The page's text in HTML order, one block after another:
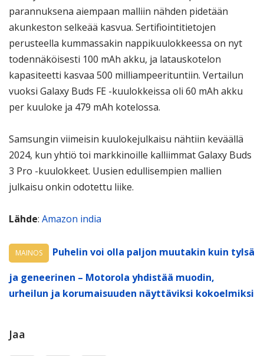
parannuksena aiempaan malliin nähden pidetään
akunkeston selkeää kasvua. Sertifiointitietojen
perusteella kummassakin nappikuulokkeessa on nyt
todennäköisesti 100 mAh akku, ja latauskotelon
kapasiteetti kasvaa 500 milliampeerituntiin. Vertailun
vuoksi Galaxy Buds FE -kuulokkeissa oli 60 mAh akku
per kuuloke ja 479 mAh kotelossa.
Samsungin viimeisin kuulokejulkaisu nähtiin keväällä
2024, kun yhtiö toi markkinoille kalliimmat Galaxy Buds
3 Pro -kuulokkeet. Uusien edullisempien mallien
julkaisu onkin odotettu liike.
Lähde: Amazon india
MAINOS
Puhelin voi olla paljon muutakin kuin tylsä
ja geneerinen – Motorola yhdistää muodin,
urheilun ja korumaisuuden näyttäviksi kokoelmiksi
Jaa